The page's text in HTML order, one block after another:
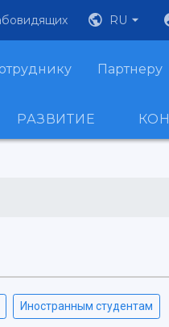
RU
Партнеру
РАЗВИТИЕ
Иностранным студентам